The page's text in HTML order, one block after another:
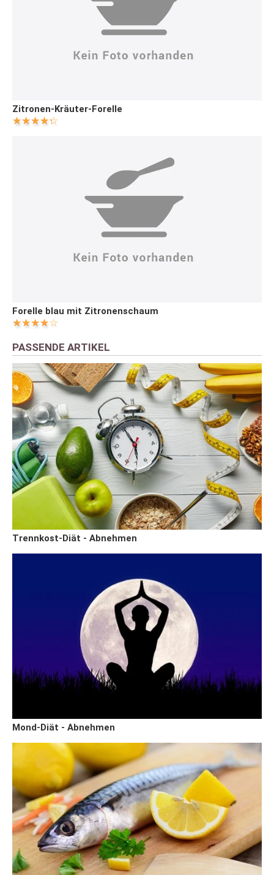
Zitronen-Kräuter-Forelle
Forelle blau mit Zitronenschaum
PASSENDE ARTIKEL
Trennkost-Diät - Abnehmen
Mond-Diät - Abnehmen